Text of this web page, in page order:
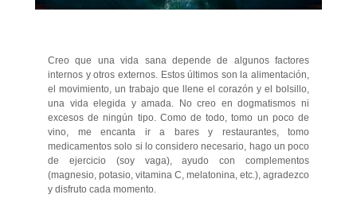
Creo que una vida sana depende de algunos factores
internos y otros externos. Estos últimos son la alimentación,
el movimiento, un trabajo que llene el corazón y el bolsillo,
una vida elegida y amada. No creo en dogmatismos ni
excesos de ningún tipo. Como de todo, tomo un poco de
vino, me encanta ir a bares y restaurantes, tomo
medicamentos solo si lo considero necesario, hago un poco
de ejercicio (soy vaga), ayudo con complementos
(magnesio, potasio, vitamina C, melatonina, etc.), agradezco
y disfruto cada momento.